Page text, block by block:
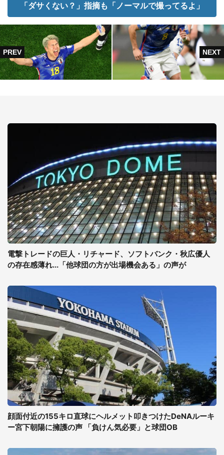
「ダサくない？」指摘も「ノーマルで撮ってるよ」
電撃トレードの巨人・リチャード、ソフトバンク・秋広優人
の存在感薄れ...「他球団の方が出場機会ある」の声が
顔面付近の155キロ直球にヘルメット叩きつけたDeNAルーキ
ー宮下朝陽に擁護の声 「負けん気必要」と球団OB